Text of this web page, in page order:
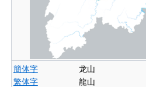
簡体字
龙山
繁体字
龍山